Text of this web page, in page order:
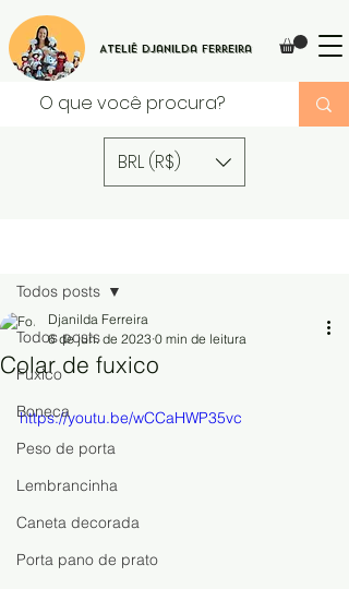
Ateliê Djanilda Ferreira
BRL (R$)
Todos posts
Fuxico
Boneca
Peso de porta
Lembrancinha
Caneta decorada
Porta pano de prato
Todos posts
Colar de fuxico
Djanilda Ferreira
6 de jun. de 2023 0 min de leitura
https://youtu.be/wCCaHWP35vc